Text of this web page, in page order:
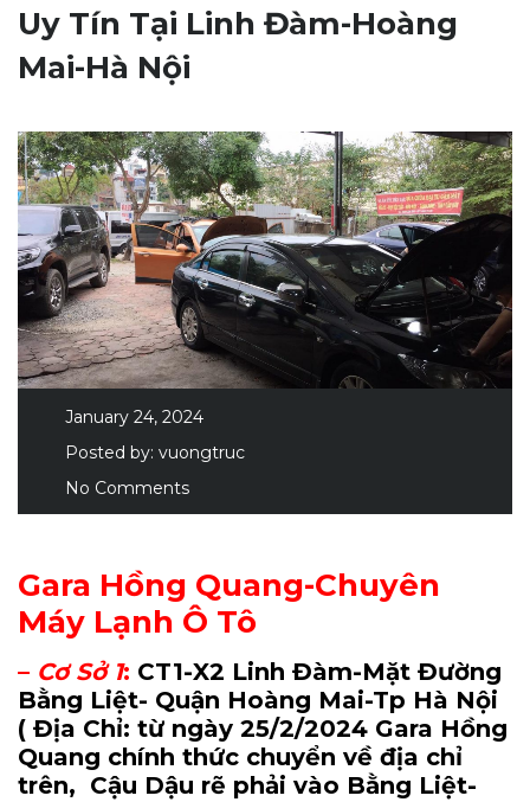
Uy Tín Tại Linh Đàm-Hoàng
Mai-Hà Nội
January 24, 2024
Posted by: vuongtruc
No Comments
Gara Hồng Quang-Chuyên
Máy Lạnh Ô Tô
– Cơ Sở 1: CT1-X2 Linh Đàm-Mặt Đường
Bằng Liệt- Quận Hoàng Mai-Tp Hà Nội
( Địa Chỉ: từ ngày 25/2/2024 Gara Hồng
Quang chính thức chuyển về địa chỉ
trên, Cậu Dậu rẽ phải vào Bằng Liệt-